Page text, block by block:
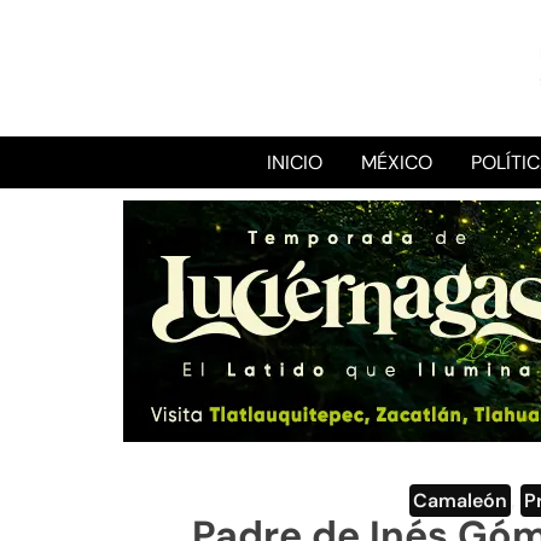
INICIO MÉXICO
Camaleón